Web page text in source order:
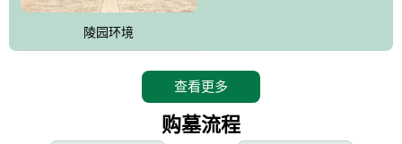
陵园环境
查看更多
购墓流程